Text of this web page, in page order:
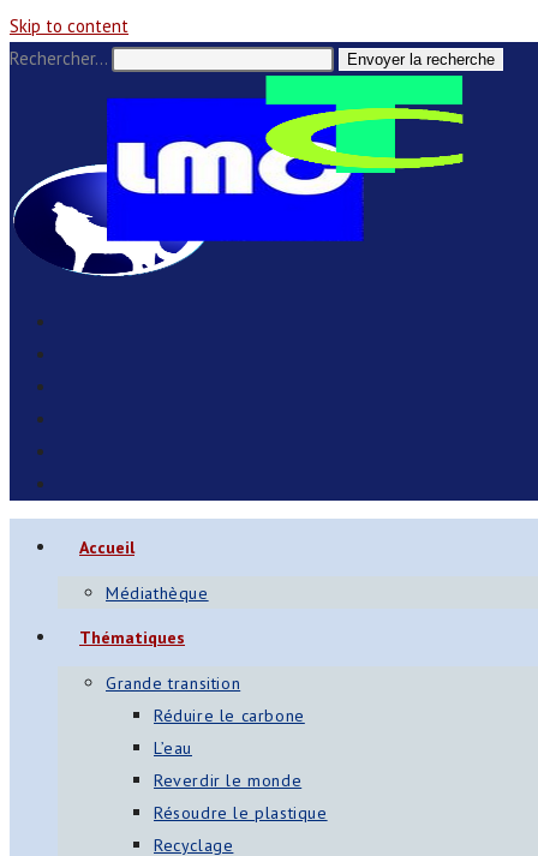
Skip to content
Rechercher…
Envoyer la recherche
Accueil
Médiathèque
Thématiques
Grande transition
Réduire le carbone
L’eau
Reverdir le monde
Résoudre le plastique
Recyclage